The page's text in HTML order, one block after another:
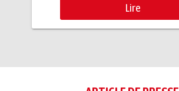
Lire